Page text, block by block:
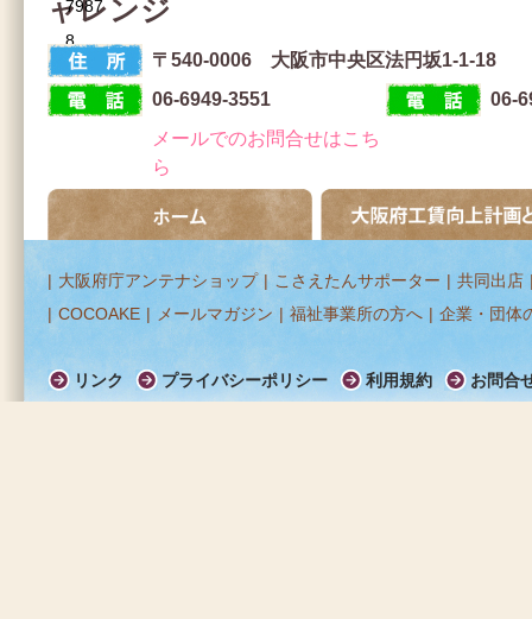
7987
8
ャレンジ
住 所
〒540-0006 大阪市中央区法円坂1-1-18
06-6949-3551
06-
メールでのお問合せはこち
ら
| 大阪府庁アンテナショップ | こさえたんサポーター | 共同出店
| COCOAKE | メールマガジン | 福祉事業所の方へ | 企業・団体
リンク プライバシーポリシー 利用規約 お問合